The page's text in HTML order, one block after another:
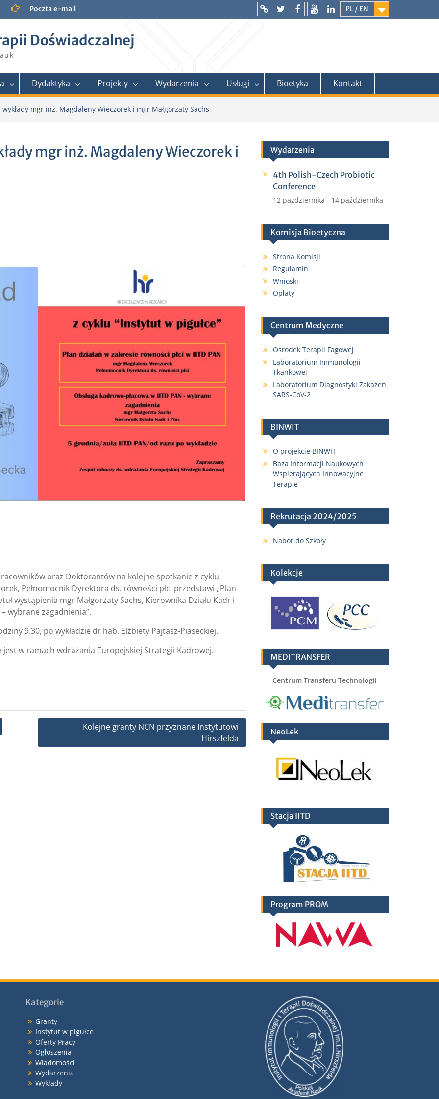
Poczta e-mail
PL / EN
IntranetTwitterFacebookYouTubeLinkedIn
Doświadczalnej
Dydaktyka Projekty Wydarzenia Usługi Bioetyka Kontakt
wykłady mgr inż. Magdaleny Wieczorek i mgr Małgorzaty Sachs
mgr inż. Magdaleny Wieczorek i
oraz Doktorantów na kolejne spotkanie z cyklu
Pełnomocnik Dyrektora ds. równości płci przedstawi „Plan
wystąpienia mgr Małgorzaty Sachs, Kierownika Działu Kadr i
– wybrane zagadnienia”.
9.30, po wykładzie dr hab. Elżbiety Pajtasz-Piaseckiej.
w ramach wdrażania Europejskiej Strategii Kadrowej.
Kolejne granty NCN przyznane Instytutowi
Hirszfelda
Wydarzenia
4th Polish-Czech Probiotic
Conference
12 października - 14 października
Komisja Bioetyczna
Strona Komisji
Regulamin
Wnioski
Opłaty
Centrum Medyczne
Ośrodek Terapii Fagowej
Laboratorium Immunologii
Tkankowej
Laboratorium Diagnostyki Zakażeń
SARS-CoV-2
BINWIT
O projekcie BINWIT
Baza Informacji Naukowych
Wspierających Innowacyjne
Terapie
Rekrutacja 2024/2025
Nabór do Szkoły
Kolekcje
MEDITRANSFER
Centrum Transferu Technologii
NeoLek
Stacja IITD
Program PROM
Kategorie
Granty
Instytut w pigułce
Oferty Pracy
Ogłoszenia
Wiadomości
Wydarzenia
Wykłady